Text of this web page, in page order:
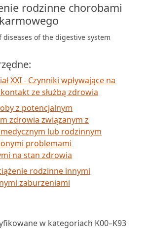
rodzinne chorobami
diseases of the digestive system
XXI - Czynniki wpływające na
ze służbą zdrowia
z potencjalnym
zdrowia związanym z
lub rodzinnym
problemami
na stan zdrowia
rodzinne innymi
zaburzeniami
w kategoriach K00–K93